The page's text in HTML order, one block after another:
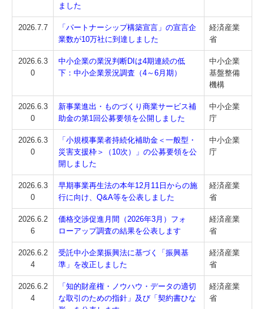
ました
2026.7.7
「パートナーシップ構築宣言」の宣言企
業数が10万社に到達しました
経済産業
省
2026.6.3
0
中小企業の業況判断DIは4期連続の低
下：中小企業景況調査（4～6月期）
中小企業
基盤整備
機構
2026.6.3
0
新事業進出・ものづくり商業サービス補
助金の第1回公募要領を公開しました
中小企業
庁
2026.6.3
0
「小規模事業者持続化補助金＜一般型・
災害支援枠＞（10次）」の公募要領を公
開しました
中小企業
庁
2026.6.3
0
早期事業再生法の本年12月11日からの施
行に向け、Q&A等を公表しました
経済産業
省
2026.6.2
6
価格交渉促進月間（2026年3月）フォ
ローアップ調査の結果を公表します
経済産業
省
2026.6.2
4
受託中小企業振興法に基づく「振興基
準」を改正しました
経済産業
省
2026.6.2
4
「知的財産権・ノウハウ・データの適切
な取引のための指針」及び「契約書ひな
経済産業
省